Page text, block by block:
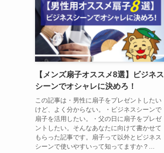
【メンズ扇子オススメ8選】ビジネス
シーンでオシャレに決めろ！
この記事は・男性に扇子をプレゼントしたい
けど、よく分からない。・ビジネスシーンで
扇子を活用したい。・父の日に扇子をプレゼ
ントしたい。そんなあなたに向けて書かせて
もらった記事です。扇子って以外とビジネス
シーンで使いやすいって知ってますか？...